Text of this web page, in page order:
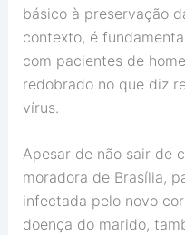
básico à preservação
contexto, é
com pacientes de
redobrado no que diz
vírus.
Apesar de não sair de
moradora de Brasília,
infectada pelo novo
doença do marido,